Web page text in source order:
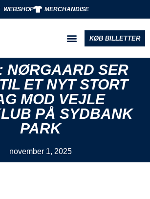
WEBSHOP MERCHANDISE
KØB BILLETTER
NØRGAARD SER
ET NYT STORT
MOD VEJLE
PÅ SYDBANK
PARK
november 1, 2025